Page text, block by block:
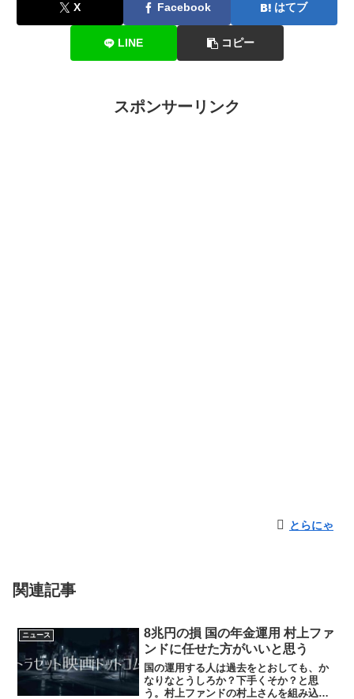
X Facebook はてブ
LINE コピー
スポンサーリンク
とらにゃ
関連記事
ニュース
8兆円の損 国の年金運用 村上ファ
ンドに任せた方がいいと思う
国の運用する人は過去をとおしても、か
なりなとうしろか？下手くそか？と思
う。村上ファンドの村上さんを組み込ん